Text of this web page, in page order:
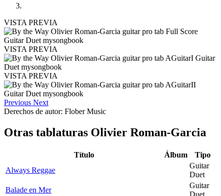
VISTA PREVIA
VISTA PREVIA
VISTA PREVIA
Previous Next
Derechos de autor: Flober Music
Otras tablaturas Olivier Roman-Garcia
Título Álbum
Tipo
Always Reggae
Guitar
Duet
Balade en Mer
Guitar
Duet